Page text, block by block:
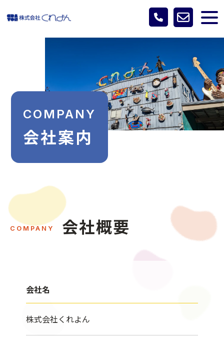
COMPANY
会社案内
COMPANY 会社概要
会社名
株式会社くれよん